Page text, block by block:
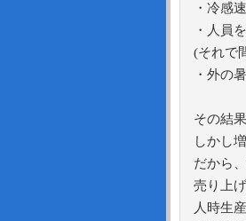
・冷感
・人員
(それで
・外の
その結
しかし
だから
売り上
人時生